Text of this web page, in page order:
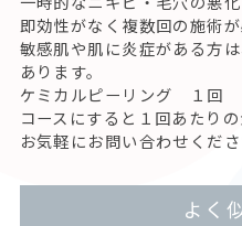
即効性がなく複数回の施術
敏感肌や肌に炎症がある方
あります。
ケミカルピーリング １回
コースにすると１回あたり
お気軽にお問い合わせくだ
よく